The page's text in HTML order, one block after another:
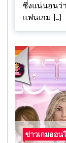
ซึ่งแน่นอนว่
แฟนเกม […]
ข่าวเกมออน